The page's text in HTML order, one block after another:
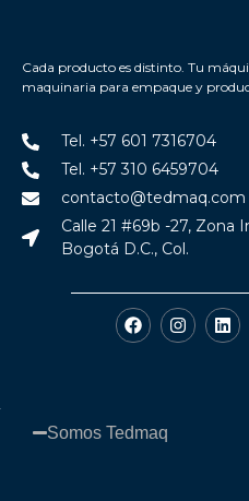
Cada producto es distinto. Tu
maquinaria para empaque y
Tel. +57 601 7316704
Tel. +57 310 6459704
contacto@tedmaq.com
Calle 21 #69b -27, Zona
Bogotá D.C., Col.
Somos Tedmaq​